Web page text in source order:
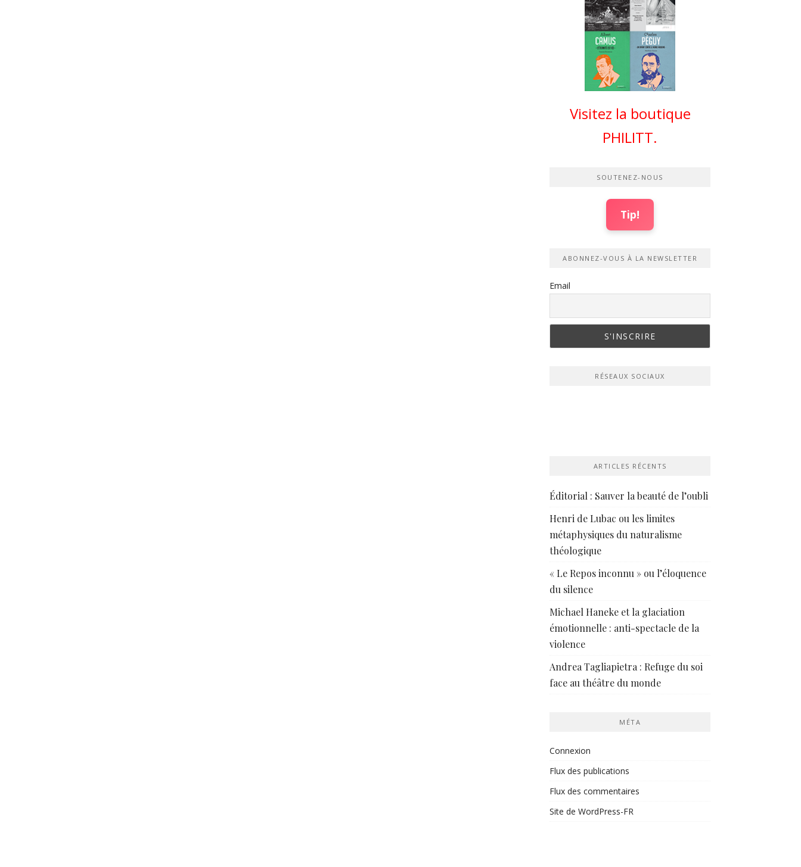
Visitez la boutique
PHILITT.
SOUTENEZ-NOUS
Tip!
ABONNEZ-VOUS À LA NEWSLETTER
Email
RÉSEAUX SOCIAUX
ARTICLES RÉCENTS
Éditorial : Sauver la beauté de l’oubli
Henri de Lubac ou les limites
métaphysiques du naturalisme
théologique
« Le Repos inconnu » ou l’éloquence
du silence
Michael Haneke et la glaciation
émotionnelle : anti-spectacle de la
violence
Andrea Tagliapietra : Refuge du soi
face au théâtre du monde
MÉTA
Connexion
Flux des publications
Flux des commentaires
Site de WordPress-FR